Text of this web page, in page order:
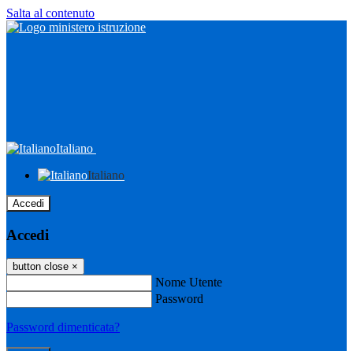
Salta al contenuto
Italiano
Italiano
Accedi
Accedi
button close ×
Nome Utente
Password
Password dimenticata?